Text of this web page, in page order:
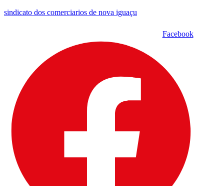
sindicato dos comerciarios de nova iguaçu
Facebook